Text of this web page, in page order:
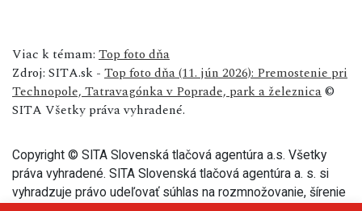
Viac k témam: Top foto dňa
Zdroj: SITA.sk - Top foto dňa (11. jún 2026): Premostenie pri
Technopole, Tatravagónka v Poprade, park a železnica©
SITA Všetky práva vyhradené.
Copyright © SITA Slovenská tlačová agentúra a.s. Všetky
práva vyhradené. SITA Slovenská tlačová agentúra a. s. si
vyhradzuje právo udeľovať súhlas na rozmnožovanie, šírenie